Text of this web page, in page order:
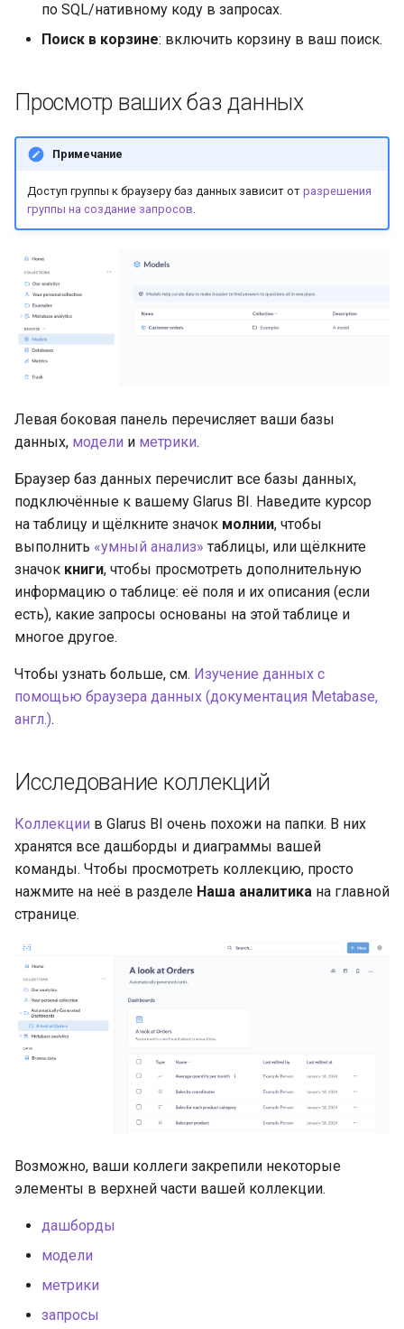
по SQL/нативному коду в запросах.
Поиск в корзине: включить корзину в ваш поиск.
Просмотр ваших баз данных
Примечание
Доступ группы к браузеру баз данных зависит от разрешения
группы на создание запросов
Левая боковая панель перечисляет ваши базы
данных, модели и метрики.
Браузер баз данных перечислит все базы данных,
подключённые к вашему Glarus BI. Наведите курсор
на таблицу и щёлкните значок молнии, чтобы
выполнить «умный анализ» таблицы, или щёлкните
значок книги, чтобы просмотреть дополнительную
информацию о таблице: её поля и их описания (если
есть), какие запросы основаны на этой таблице и
многое другое.
Чтобы узнать больше, см. Изучение данных с
помощью браузера данных (документация Metabase,
англ.).
Исследование коллекций
Коллекции в Glarus BI очень похожи на папки. В них
хранятся все дашборды и диаграммы вашей
команды. Чтобы просмотреть коллекцию, просто
нажмите на неё в разделе Наша аналитика на главной
странице.
Возможно, ваши коллеги закрепили некоторые
элементы в верхней части вашей коллекции.
дашборды
модели
метрики
запросы